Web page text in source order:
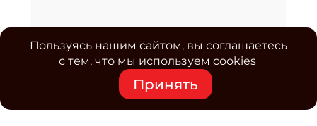
Пользуясь нашим сайтом, вы соглашаетесь
с тем, что мы используем cookies
Принять